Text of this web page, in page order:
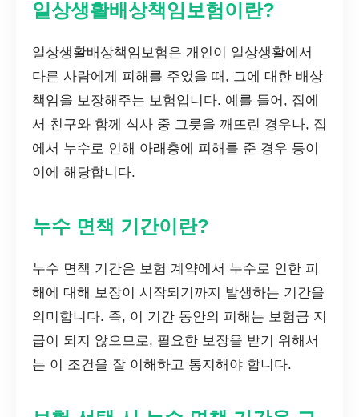
일상생활배상책임보험이란?
일상생활배상책임보험은 개인이 일상생활에서
다른 사람에게 피해를 주었을 때, 그에 대한 배상
책임을 보장해주는 보험입니다. 예를 들어, 집에
서 친구와 함께 식사 중 그릇을 깨뜨린 경우나, 집
에서 누수로 인해 아래층에 피해를 준 경우 등이
이에 해당합니다.
누수 면책 기간이란?
누수 면책 기간은 보험 계약에서 누수로 인한 피
해에 대해 보장이 시작되기까지 발생하는 기간을
의미합니다. 즉, 이 기간 동안의 피해는 보험금 지
급이 되지 않으므로, 필요한 보장을 받기 위해서
는 이 조건을 잘 이해하고 통지해야 합니다.